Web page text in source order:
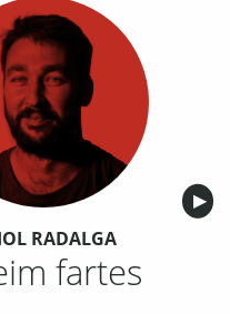
▶︎
RADALGA
fartes